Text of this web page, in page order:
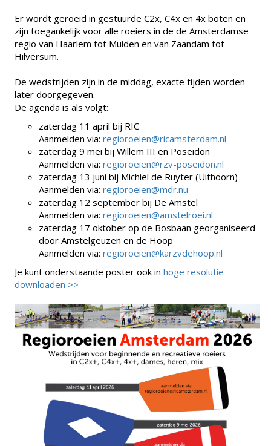
Er wordt geroeid in gestuurde C2x, C4x en 4x boten en
zijn toegankelijk voor alle roeiers in de de Amsterdamse
regio van Haarlem tot Muiden en van Zaandam tot
Hilversum.
De wedstrijden zijn in de middag, exacte tijden worden
later doorgegeven.
De agenda is als volgt:
zaterdag 11 april bij RIC
Aanmelden via: regioroeien@ricamsterdam.nl
zaterdag 9 mei bij Willem III en Poseidon
Aanmelden via: regioroeien@rzv-poseidon.nl
zaterdag 13 juni bij Michiel de Ruyter (Uithoorn)
Aanmelden via: regioroeien@mdr.nu
zaterdag 12 september bij De Amstel
Aanmelden via: regioroeien@amstelroei.nl
zaterdag 17 oktober op de Bosbaan georganiseerd
door Amstelgeuzen en de Hoop
Aanmelden via: regioroeien@karzvdehoop.nl
Je kunt onderstaande poster ook in hoge resolutie
downloaden >>